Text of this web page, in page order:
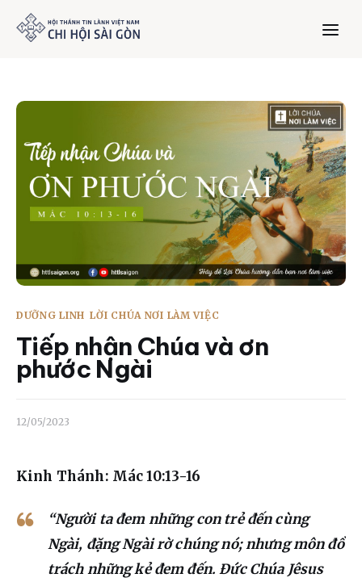
Giới thiệu
Dưỡng Linh
Bản tin
Mục vụ
Liên hệ
DƯỠNG LINH LỜI CHÚA NƠI LÀM VIỆC
Tiếp nhận Chúa và ơn
phước Ngài
12/05/2023
Kinh Thánh: Mác 10:13-16
“Người ta đem những con trẻ đến cùng
Ngài, đặng Ngài rờ chúng nó; nhưng môn đồ
trách những kẻ đem đến. Đức Chúa Jêsus